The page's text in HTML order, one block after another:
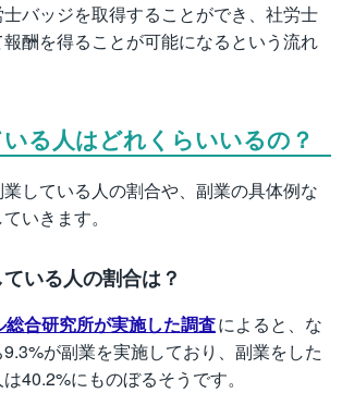
バッジを取得することができ、社労士
酬を得ることが可能になるという流れ
る人はどれくらいいるの？
している人の割合や、副業の具体例な
いきます。
いる人の割合は？
合研究所が実施した調査によると、な
が副業を実施しており、副業をした
40.2%にものぼるそうです。